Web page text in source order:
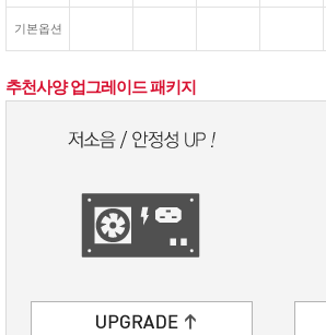
기본옵션
추천사양 업그레이드 패키지